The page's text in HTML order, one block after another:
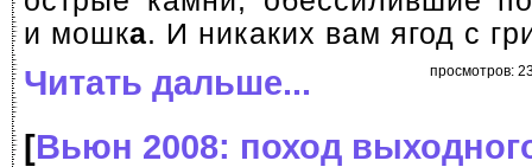
и мошка. И никаких вам ягод с
просмотров:
Читать дальше...
[Вьюн 2008: поход